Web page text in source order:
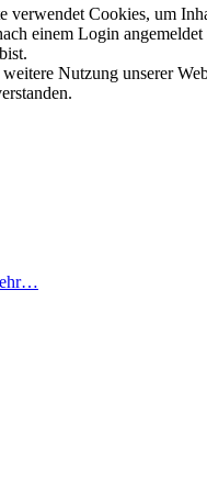
verwendet Cookies, um
einem Login
Nutzung unserer